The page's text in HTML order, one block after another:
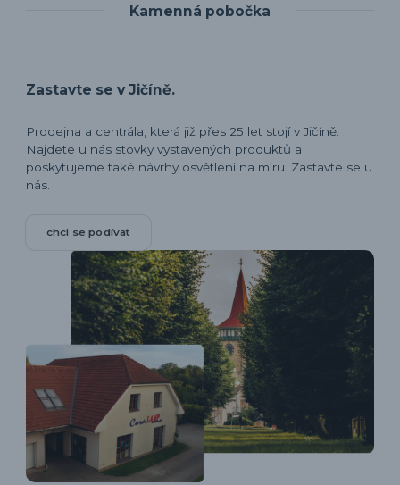
Kamenná pobočka
Zastavte se v Jičíně.
Prodejna a centrála, která již přes 25 let stojí v Jičíně.
Najdete u nás stovky vystavených produktů a
poskytujeme také návrhy osvětlení na míru. Zastavte se u
nás.
chci se podívat